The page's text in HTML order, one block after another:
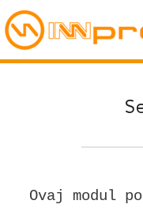
Ovaj modul
SERVISIRANJE
ANDROID